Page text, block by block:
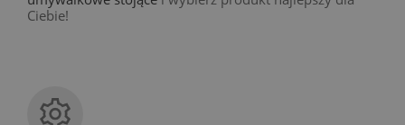
Ciebie!